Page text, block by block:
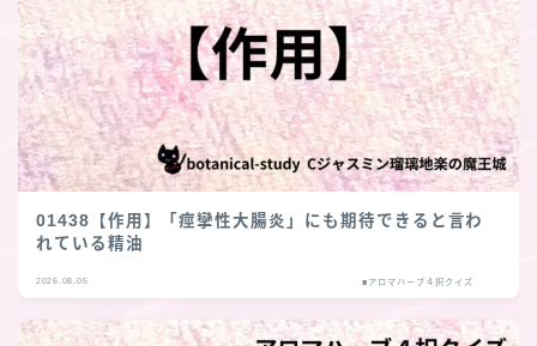
01438【作用】「痙攣性大腸炎」にも期待できると言わ
れている精油
2026.08.05 ■アロマハーブ４択クイズ